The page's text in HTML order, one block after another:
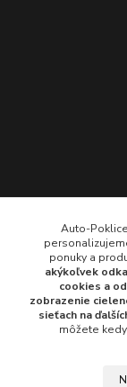
Kontakty
Auto-Poklice.sk
(Po-Pia, 8-16 hod.)
info@auto-
Auto-
ponuky a
akýkoľvek
cookies a
zobrazenie
sieťach na
môžete